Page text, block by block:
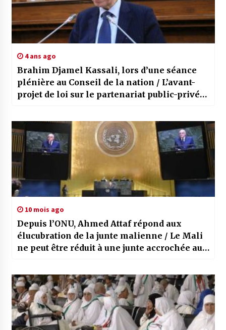
4 ans ago
Brahim Djamel Kassali, lors d’une séance
plénière au Conseil de la nation / L’avant-
projet de loi sur le partenariat public-privé
10 mois ago
Depuis l’ONU, Ahmed Attaf répond aux
élucubration de la junte malienne / Le Mali
ne peut être réduit à une junte accrochée au